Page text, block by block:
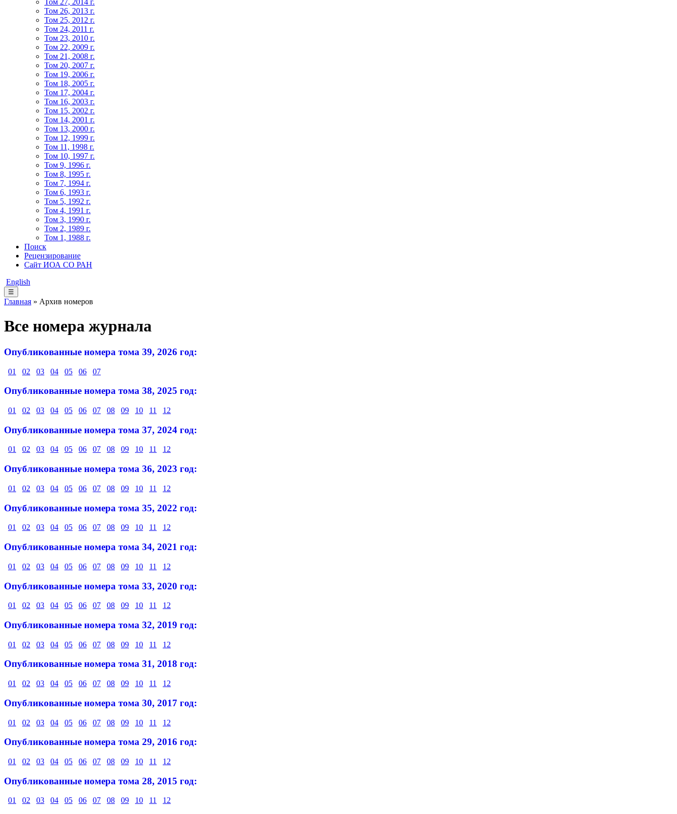
Том 27, 2014 г.
Том 26, 2013 г.
Том 25, 2012 г.
Том 24, 2011 г.
Том 23, 2010 г.
Том 22, 2009 г.
Том 21, 2008 г.
Том 20, 2007 г.
Том 19, 2006 г.
Том 18, 2005 г.
Том 17, 2004 г.
Том 16, 2003 г.
Том 15, 2002 г.
Том 14, 2001 г.
Том 13, 2000 г.
Том 12, 1999 г.
Том 11, 1998 г.
Том 10, 1997 г.
Том 9, 1996 г.
Том 8, 1995 г.
Том 7, 1994 г.
Том 6, 1993 г.
Том 5, 1992 г.
Том 4, 1991 г.
Том 3, 1990 г.
Том 2, 1989 г.
Том 1, 1988 г.
Поиск
Рецензирование
Сайт ИОА СО РАН
English
☰
Главная » Архив номеров
Все номера журнала
Опубликованные номера тома 39, 2026 год:
01 02 03 04 05 06 07
Опубликованные номера тома 38, 2025 год:
01 02 03 04 05 06 07 08 09 10 11 12
Опубликованные номера тома 37, 2024 год:
01 02 03 04 05 06 07 08 09 10 11 12
Опубликованные номера тома 36, 2023 год:
01 02 03 04 05 06 07 08 09 10 11 12
Опубликованные номера тома 35, 2022 год:
01 02 03 04 05 06 07 08 09 10 11 12
Опубликованные номера тома 34, 2021 год:
01 02 03 04 05 06 07 08 09 10 11 12
Опубликованные номера тома 33, 2020 год:
01 02 03 04 05 06 07 08 09 10 11 12
Опубликованные номера тома 32, 2019 год:
01 02 03 04 05 06 07 08 09 10 11 12
Опубликованные номера тома 31, 2018 год:
01 02 03 04 05 06 07 08 09 10 11 12
Опубликованные номера тома 30, 2017 год:
01 02 03 04 05 06 07 08 09 10 11 12
Опубликованные номера тома 29, 2016 год:
01 02 03 04 05 06 07 08 09 10 11 12
Опубликованные номера тома 28, 2015 год:
01 02 03 04 05 06 07 08 09 10 11 12